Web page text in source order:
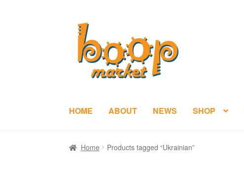
Skip
navigation
Skip
content
HOME ABOUT NEWS SHOP
Home Products tagged “Ukrainian”